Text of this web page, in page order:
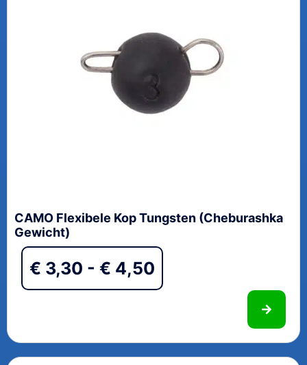
CAMO Flexibele Kop Tungsten (Cheburashka
Gewicht)
€ 3,30 - € 4,50